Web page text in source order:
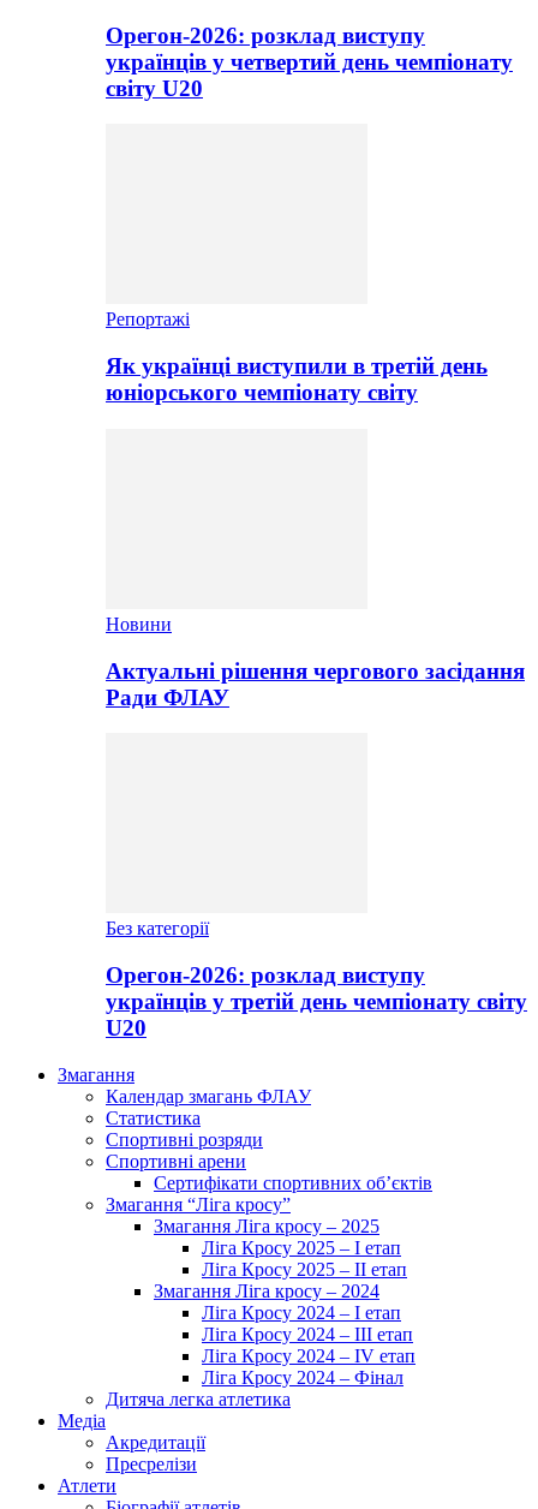
Орегон-2026: розклад виступу
українців у четвертий день чемпіонату
світу U20
Репортажі
Як українці виступили в третій день
юніорського чемпіонату світу
Новини
Актуальні рішення чергового засідання
Ради ФЛАУ
Без категорії
Орегон-2026: розклад виступу
українців у третій день чемпіонату світу
U20
Змагання
Календар змагань ФЛАУ
Статистика
Спортивні розряди
Спортивні арени
Сертифікати спортивних об’єктів
Змагання “Ліга кросу”
Змагання Ліга кросу – 2025
Ліга Кросу 2025 – I етап
Ліга Кросу 2025 – II етап
Змагання Ліга кросу – 2024
Ліга Кросу 2024 – I етап
Ліга Кросу 2024 – III етап
Ліга Кросу 2024 – IV етап
Ліга Кросу 2024 – Фінал
Дитяча легка атлетика
Медіа
Акредитації
Пресрелізи
Атлети